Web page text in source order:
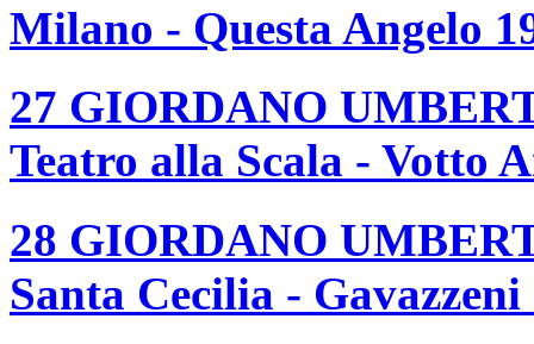
Milano - Questa Angelo
27 GIORDANO
Teatro alla Scala - Votto
28 GIORDANO
Santa Cecilia -